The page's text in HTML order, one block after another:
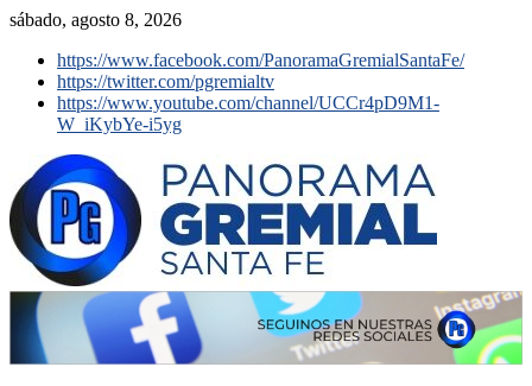
sábado, agosto 8, 2026
https://www.facebook.com/PanoramaGremialSantaFe/
https://twitter.com/pgremialtv
https://www.youtube.com/channel/UCCr4pD9M1-
W_iKybYe-i5yg